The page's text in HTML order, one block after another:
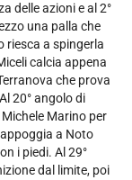
delle azioni e al 2°
una palla che
riesca a spingerla
calcia appena
che prova
20° angolo di
Marino per
a Noto
i piedi. Al 29°
dal limite, poi